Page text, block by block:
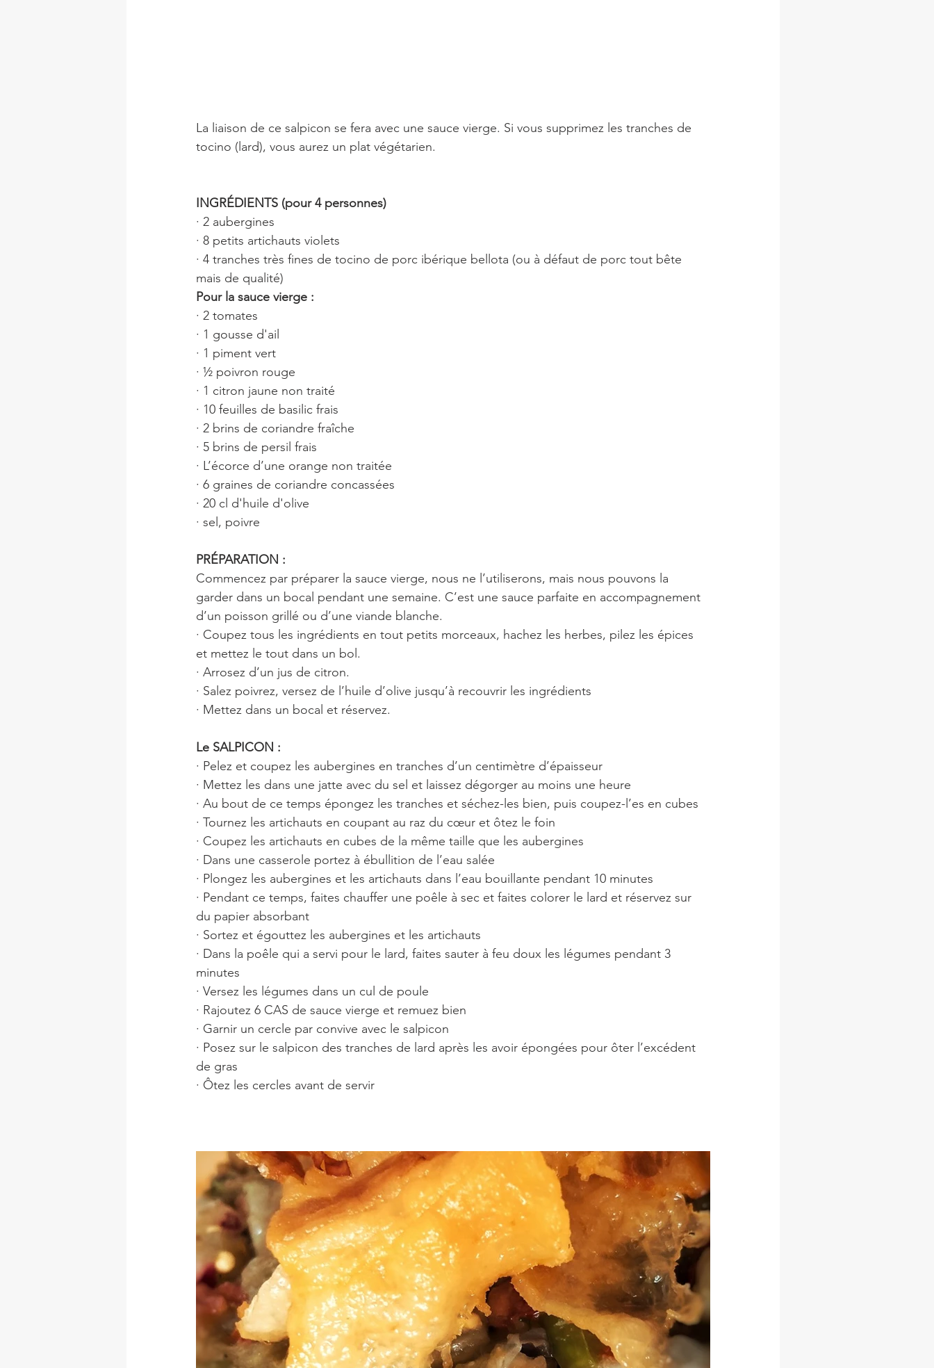
La liaison de ce salpicon se fera avec une sauce vierge. Si vous supprimez les tranches de
tocino (lard), vous aurez un plat végétarien.
INGRÉDIENTS (pour 4 personnes)
· 2 aubergines
· 8 petits artichauts violets
· 4 tranches très fines de tocino de porc ibérique bellota (ou à défaut de porc tout bête
mais de qualité)
Pour la sauce vierge :
· 2 tomates
· 1 gousse d'ail
· 1 piment vert
· ½ poivron rouge
· 1 citron jaune non traité
· 10 feuilles de basilic frais
· 2 brins de coriandre fraîche
· 5 brins de persil frais
· L’écorce d’une orange non traitée
· 6 graines de coriandre concassées
· 20 cl d'huile d'olive
· sel, poivre
PRÉPARATION :
Commencez par préparer la sauce vierge, nous ne l’utiliserons, mais nous pouvons la
garder dans un bocal pendant une semaine. C’est une sauce parfaite en accompagnement
d’un poisson grillé ou d’une viande blanche.
· Coupez tous les ingrédients en tout petits morceaux, hachez les herbes, pilez les épices
et mettez le tout dans un bol.
· Arrosez d’un jus de citron.
· Salez poivrez, versez de l’huile d’olive jusqu’à recouvrir les ingrédients
· Mettez dans un bocal et réservez.
Le SALPICON :
· Pelez et coupez les aubergines en tranches d’un centimètre d’épaisseur
· Mettez les dans une jatte avec du sel et laissez dégorger au moins une heure
· Au bout de ce temps épongez les tranches et séchez-les bien, puis coupez-l’es en cubes
· Tournez les artichauts en coupant au raz du cœur et ôtez le foin
· Coupez les artichauts en cubes de la même taille que les aubergines
· Dans une casserole portez à ébullition de l’eau salée
· Plongez les aubergines et les artichauts dans l’eau bouillante pendant 10 minutes
· Pendant ce temps, faites chauffer une poêle à sec et faites colorer le lard et réservez sur
du papier absorbant
· Sortez et égouttez les aubergines et les artichauts
· Dans la poêle qui a servi pour le lard, faites sauter à feu doux les légumes pendant 3
minutes
· Versez les légumes dans un cul de poule
· Rajoutez 6 CAS de sauce vierge et remuez bien
· Garnir un cercle par convive avec le salpicon
· Posez sur le salpicon des tranches de lard après les avoir épongées pour ôter l’excédent
de gras
· Ôtez les cercles avant de servir